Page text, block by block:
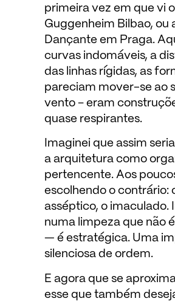
primeira vez em que vi
Guggenheim Bilbao, ou
Dançante em Praga.
curvas indomáveis, a
das linhas rígidas, as
pareciam mover-se ao
vento – eram
quase respirantes.
Imaginei que assim
a arquitetura como
pertencente. Aos
escolhendo o contrário:
asséptico, o imaculado.
numa limpeza que não
— é estratégica. Uma
silenciosa de ordem.
E agora que se
esse que também